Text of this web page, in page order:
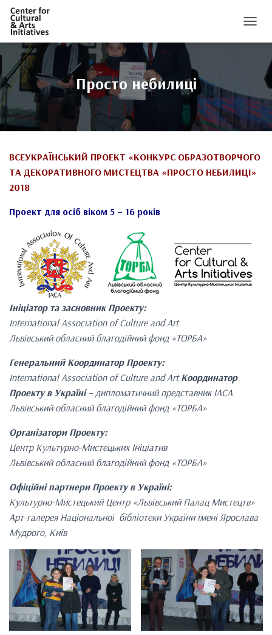
Просто небилиці
ВСЕУКРАЇНСЬКИЙ ПРОЕКТ «КОНКУРС ОБРАЗОТВОРЧОГО
ТА ДЕКОРАТИВНОГО МИСТЕЦТВА «ПРОСТО НЕБИЛИЦІ»
2018
Проект для осіб віком 5 – 16 років
Ініціатор та засновник Проекту:
International Association of Culture and Art
Львівський обласний благодійний фонд «ТОРБА»
Генеральний Координатор Проекту:
International Association of Culture and ArtКоординатор
Проекту в Україні– дипломатичний представник IACA
Львівський обласний благодійний фонд «ТОРБА»
Організатори Проекту:
Центр Культурно-Мистецьких Ініціатив
Львівський обласний благодійний фонд «ТОРБА»
Офіційні партнери Проекту в Україні:
Культурно-Мистецький Центр «Львівський Палац Мистецтв»
Арт-галерея Національної бібліотеки України імені Ярослава
Мудрого, Київ